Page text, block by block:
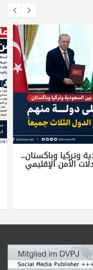
وتركيا وباكستان..
الأمن الإقليمي